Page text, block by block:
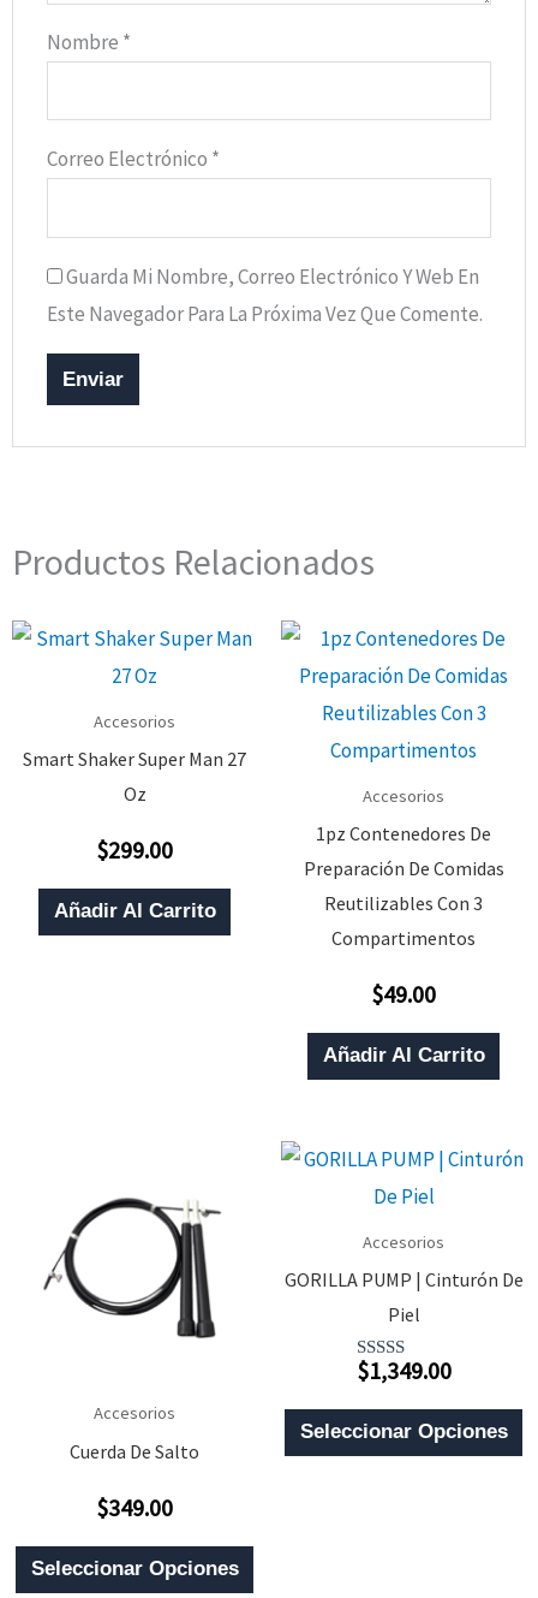
Nombre *
Correo Electrónico *
Guarda Mi Nombre, Correo Electrónico Y Web En
Este Navegador Para La Próxima Vez Que Comente.
Productos Relacionados
Accesorios
Smart Shaker Super Man 27
Oz
Valorado
0
De
5
$299.00
Añadir Al Carrito
Accesorios
1pz Contenedores De
Preparación De Comidas
Reutilizables Con 3
Compartimentos
Valorado
0
De
5
$49.00
Añadir Al Carrito
Accesorios
Cuerda De Salto
Valorado
0
De
5
$349.00
Seleccionar Opciones
Este
Producto
Accesorios
GORILLA PUMP | Cinturón De
Piel
Valorado
5.00
De 5
$1,349.00
Seleccionar Opciones